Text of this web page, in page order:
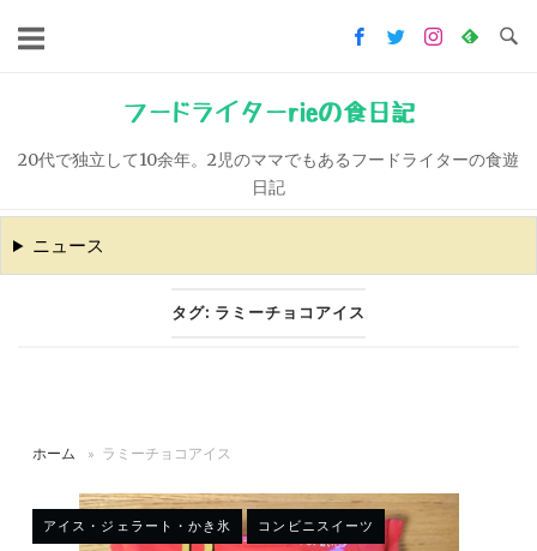
キ
ッ
フードライターrieの食日記
20代で独立して10余年。2児のママでもあるフードライターの食遊
日記
ニュース
タグ: ラミーチョコアイス
ホーム » ラミーチョコアイス
アイス・ジェラート・かき氷 コンビニスイーツ